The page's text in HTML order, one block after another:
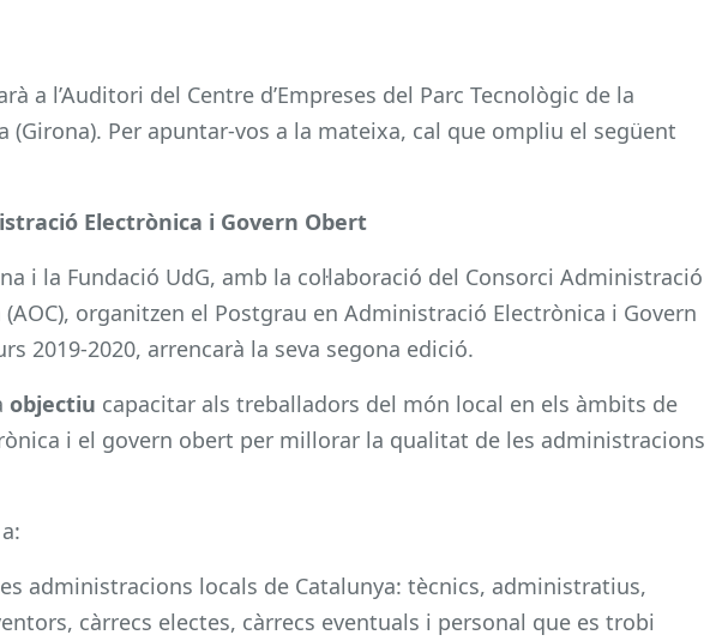
a l’Auditori del Centre d’Empreses del Parc Tecnològic de la
(Girona). Per apuntar-vos a la mateixa, cal que ompliu el següent
Electrònica i Govern Obert
i la Fundació UdG, amb la col·laboració del Consorci Administració
organitzen el Postgrau en Administració Electrònica i Govern
2019-2020, arrencarà la seva segona edició.
objectiu capacitar als treballadors del món local en els àmbits de
i el govern obert per millorar la qualitat de les administracions
administracions locals de Catalunya: tècnics, administratius,
càrrecs electes, càrrecs eventuals i personal que es trobi